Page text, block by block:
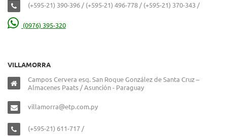
(+595-21) 390-396 / (+595-21) 496-778 / (+595-21) 370-343 /
(0976) 395-320
VILLAMORRA
Campos Cervera esq. San Roque González de Santa Cruz –
Almacenes Paats / Asunción - Paraguay
villamorra@etp.com.py
(+595-21) 611-717 /